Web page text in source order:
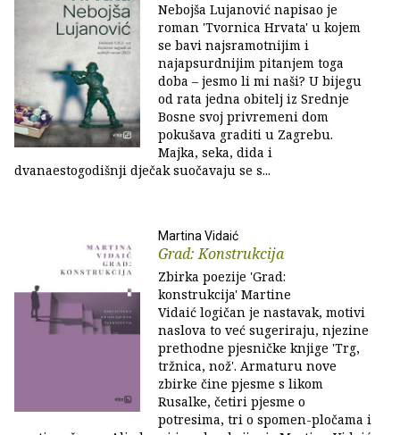
Nebojša Lujanović napisao je
roman 'Tvornica Hrvata' u kojem
se bavi najsramotnijim i
najapsurdnijim pitanjem toga
doba – jesmo li mi naši? U bijegu
od rata jedna obitelj iz Srednje
Bosne svoj privremeni dom
pokušava graditi u Zagrebu.
Majka, seka, dida i
dvanaestogodišnji dječak suočavaju se s...
Martina Vidaić
Grad: Konstrukcija
Zbirka poezije 'Grad:
konstrukcija' Martine
Vidaić logičan je nastavak, motivi
naslova to već sugeriraju, njezine
prethodne pjesničke knjige 'Trg,
tržnica, nož'. Armaturu nove
zbirke čine pjesme s likom
Rusalke, četiri pjesme o
potresima, tri o spomen-pločama i